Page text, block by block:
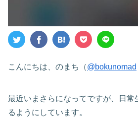
こんにちは、のまち（@bokunomad
最近いまさらになってですが、日常
るようにしています。